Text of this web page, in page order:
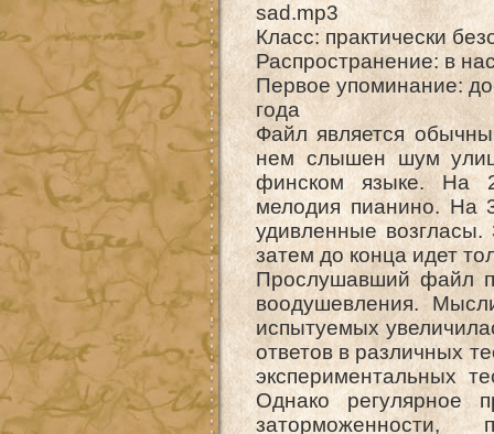
sad.mp3
Класс: практически
Распространение: в
Первое упоминание:
года
Файл является
нем слышен шум
финском языке. На
мелодия пианино. На
удивленные возгласы.
затем до конца идет
Прослушавший файл
воодушевления.
испытуемых
ответов в различных
экспериментальных
Однако регулярное
заторможенности,